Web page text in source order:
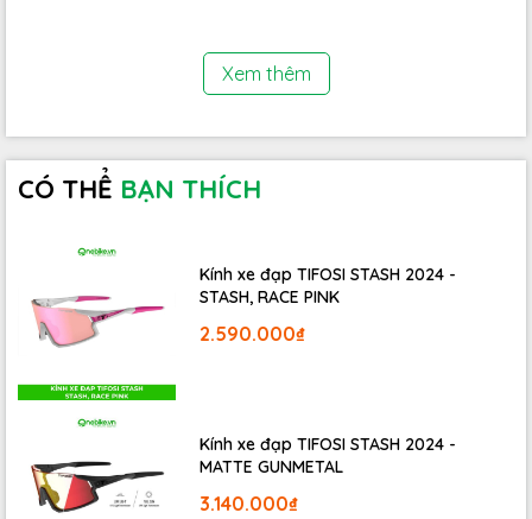
giúp hấp thụ rung động, mang đến trải nghiệm lái xe mượt mà
và thoải mái hơn, đặc biệt khi di chuyển trên các cung đường
dài hoặc có địa hình gồ ghề.
Công nghệ
với kết cấu hoa văn mở rộng đến vai
ngay cả khi chạy với tốc độ cao. Điều này mang lại cảm giác
lái tự tin hơn cho người đạp xe, nhất là trong những tình huống
Xem thêm
CÓ THỂ BẠN THÍCH
Kính xe đạp TIFOSI STASH 2024 -
STASH, RACE PINK
2.590.000₫
Kính xe đạp TIFOSI STASH 2024 -
MATTE GUNMETAL
3.140.000₫